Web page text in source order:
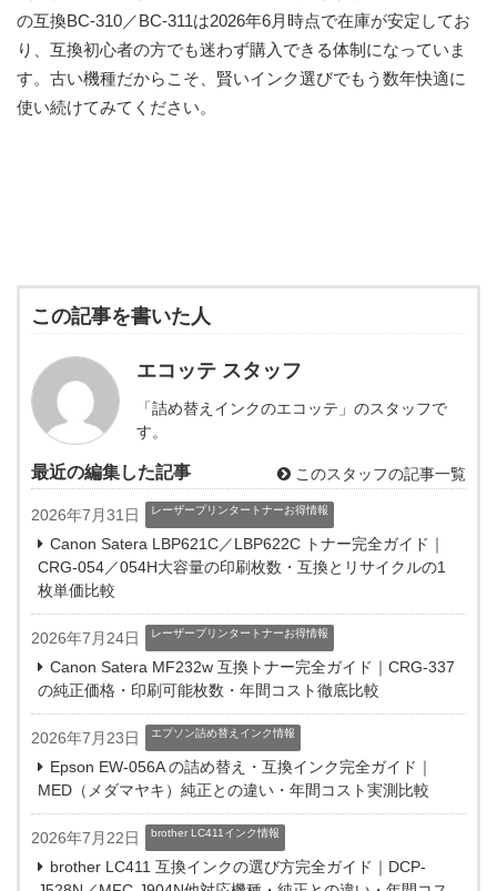
の互換BC-310／BC-311は2026年6月時点で在庫が安定してお
り、互換初心者の方でも迷わず購入できる体制になっていま
す。古い機種だからこそ、賢いインク選びでもう数年快適に
使い続けてみてください。
この記事を書いた人
エコッテ スタッフ
「詰め替えインクのエコッテ」のスタッフで
す。
最近の編集した記事 このスタッフの記事一覧
2026年7月31日 レーザープリンタートナーお得情報
Canon Satera LBP621C／LBP622C トナー完全ガイド｜
CRG-054／054H大容量の印刷枚数・互換とリサイクルの1
枚単価比較
2026年7月24日 レーザープリンタートナーお得情報
Canon Satera MF232w 互換トナー完全ガイド｜CRG-337
の純正価格・印刷可能枚数・年間コスト徹底比較
2026年7月23日 エプソン詰め替えインク情報
Epson EW-056A の詰め替え・互換インク完全ガイド｜
MED（メダマヤキ）純正との違い・年間コスト実測比較
2026年7月22日 brother LC411インク情報
brother LC411 互換インクの選び方完全ガイド｜DCP-